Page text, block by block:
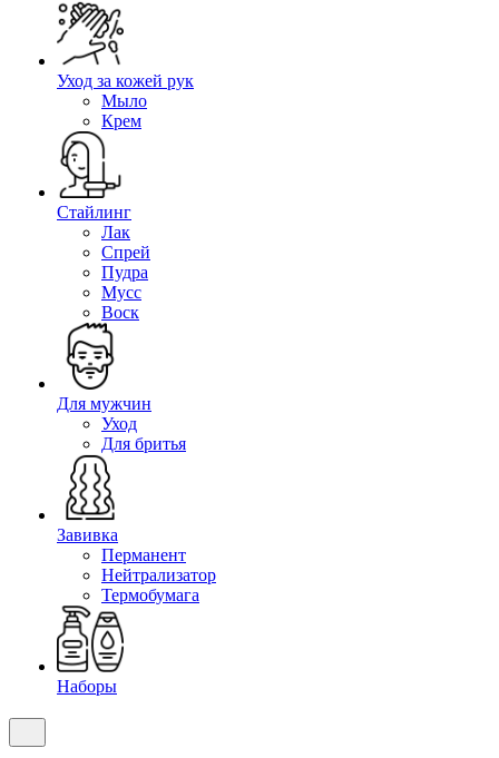
Уход за кожей рук
Мыло
Крем
Стайлинг
Лак
Спрей
Пудра
Мусс
Воск
Для мужчин
Уход
Для бритья
Завивка
Перманент
Нейтрализатор
Термобумага
Наборы